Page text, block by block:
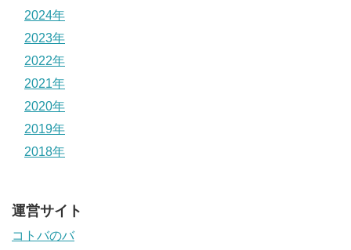
2024年
2023年
2022年
2021年
2020年
2019年
2018年
運営サイト
コトバのバ